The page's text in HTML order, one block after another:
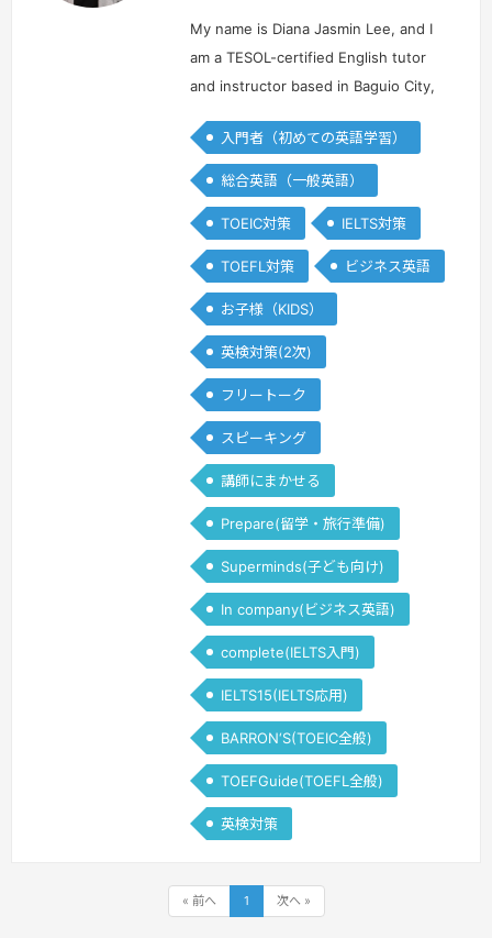
ピ
ン
ピ
ン
My name is Diana Jasmin Lee, and I
am a TESOL-certified English tutor
and instructor based in Baguio City,
experience in teaching English as a
second language (ES…続きを見る »
入門者（初めての英語学習）
総合英語（一般英語）
TOEIC対策 IELTS対策
TOEFL対策 ビジネス英語
お子様（KIDS）
英検対策(2次)
フリートーク
スピーキング
講師にまかせる
Prepare(留学・旅行準備)
Superminds(子ども向け)
In company(ビジネス英語)
complete(IELTS入門)
IELTS15(IELTS応用)
BARRON‘S(TOEIC全般)
TOEFGuide(TOEFL全般)
英検対策
« 前へ 1 次へ »